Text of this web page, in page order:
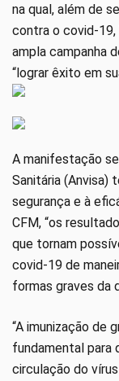
na qual, além de
contra o covid-19,
ampla campanha
“lograr êxito em
A manifestação
Sanitária (Anvisa)
segurança e à
CFM, “os
que tornam
covid-19 de
formas graves da
“A imunização de
fundamental para
circulação do